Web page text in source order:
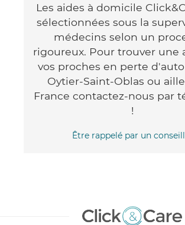
Les aides à domicile
sélectionnées sous la
médecins selon un
rigoureux. Pour trouver une
vos proches en perte
Oytier-Saint-Oblas ou
France contactez-nous par
!
Être rappelé par un